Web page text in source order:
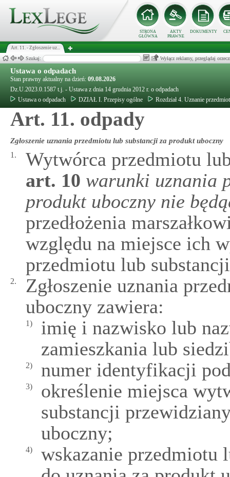
STRONA
GŁÓWNA
AKTY
PRAWNE
DOKUMENTY
Art. 11. - Zgłoszenie uz...
Szukaj: Wyłącz reklamy, przeglądaj
Ustawa o odpadach
Stan prawny aktualny na dzień: 09.08.2026
Dz.U.2023.0.1587 t.j. - Ustawa z dnia 14 grudnia 2012 r. o odpadach
Ustawa o odpadach
DZIAŁ I. Przepisy ogólne Rozdział 4. Uznanie
Art. 11. odpady
Zgłoszenie uznania przedmiotu lub substancji za produkt uboczny
1.
Wytwórca przedmiotu
art. 10 warunki uznania
produkt uboczny nie
przedłożenia
względu na miejsce ich
przedmiotu lub
2.
Zgłoszenie uznania
uboczny zawiera:
1)
imię i nazwisko lub
zamieszkania lub
2) numer identyfikacji
3)
określenie miejsca
substancji
uboczny;
4)
wskazanie przedmiotu